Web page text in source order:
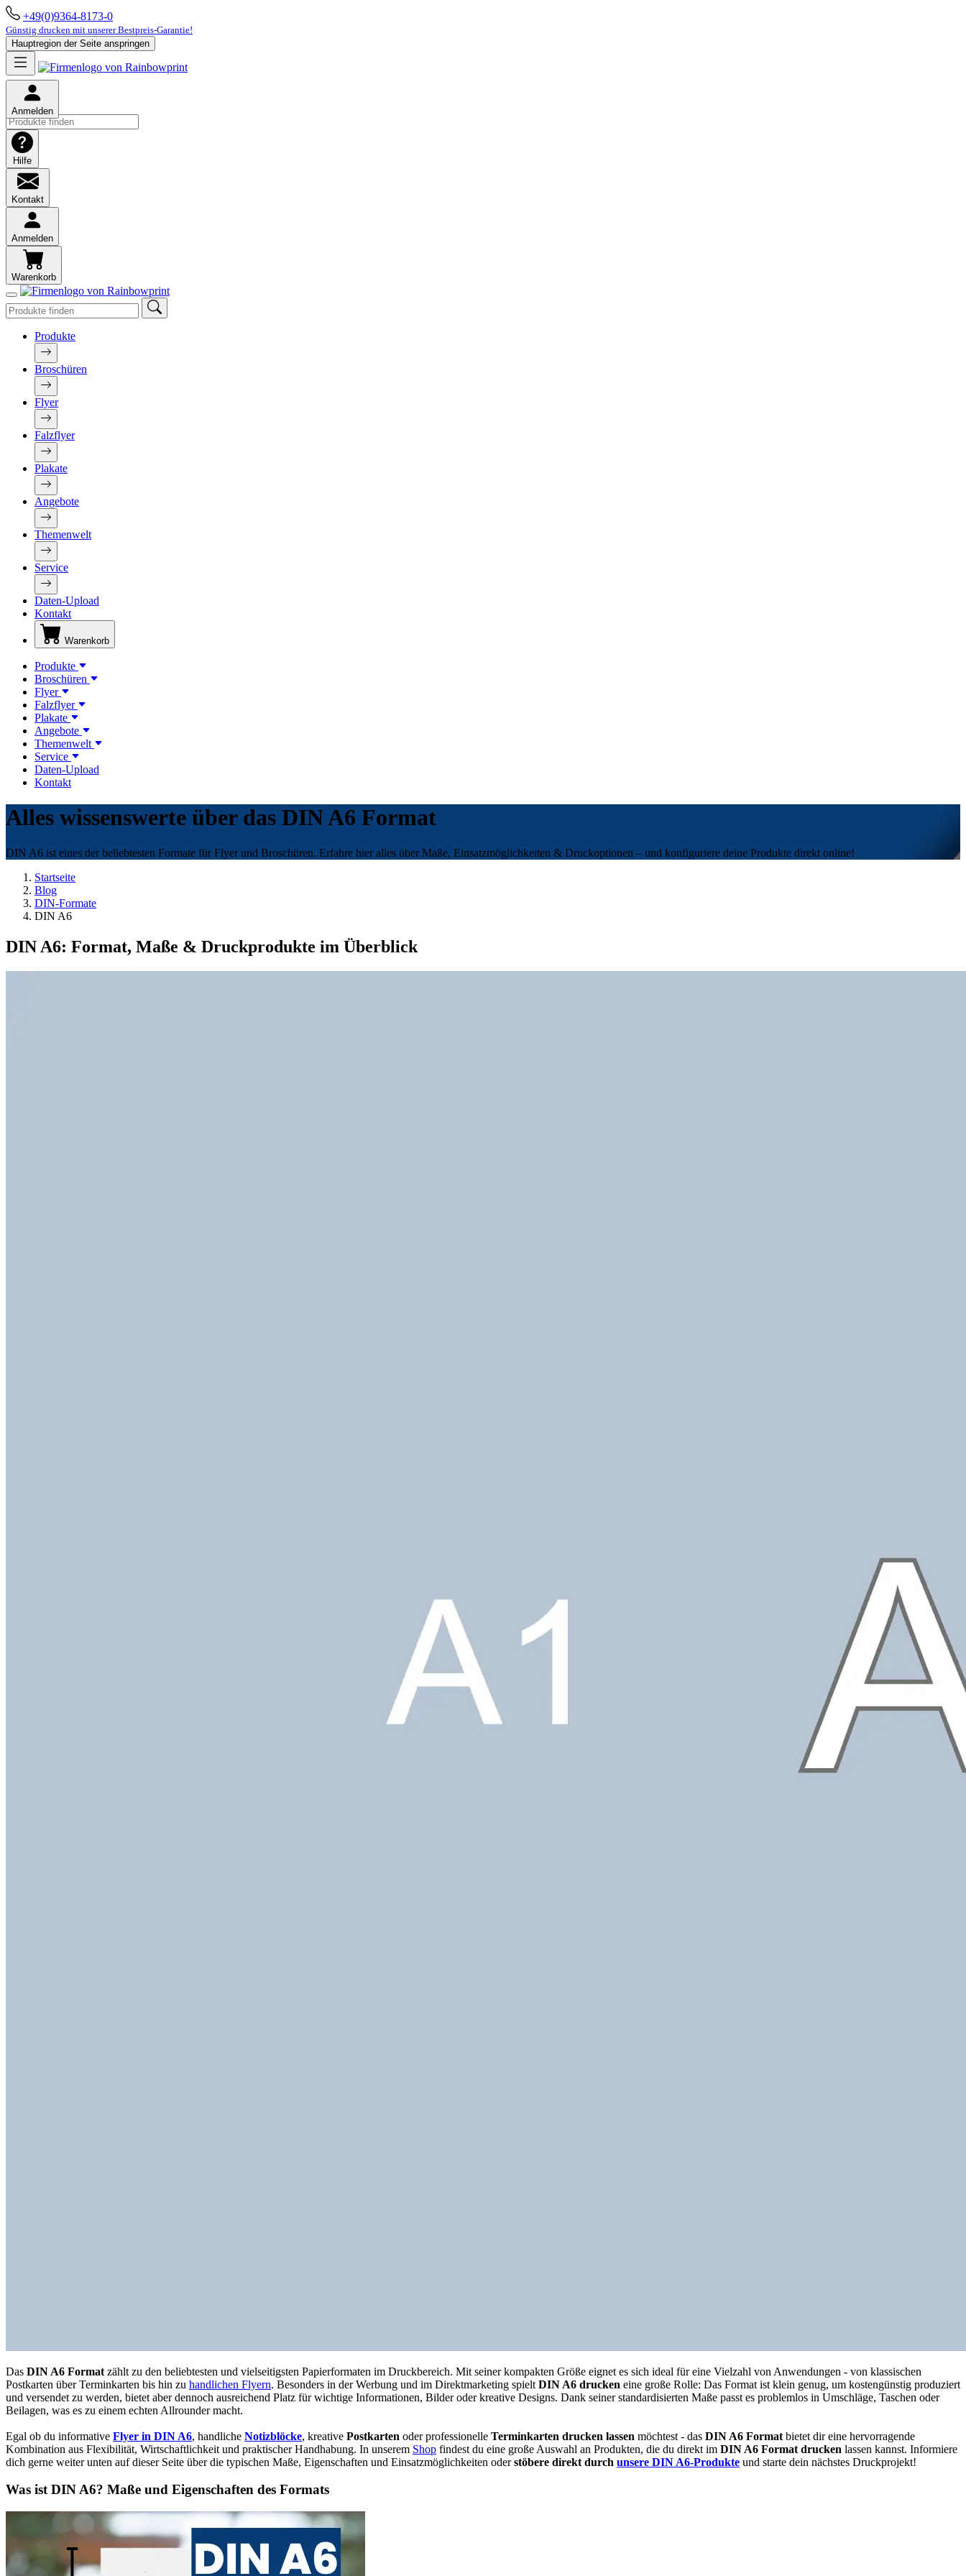
+49(0)9364-8173-0
Günstig drucken mit unserer Bestpreis-Garantie!
Hauptregion der Seite anspringen
Anmelden
Hilfe
Kontakt
Anmelden
Warenkorb
Produkte
Broschüren
Flyer
Falzflyer
Plakate
Angebote
Themenwelt
Service
Daten-Upload
Kontakt
Warenkorb
Produkte
Broschüren
Flyer
Falzflyer
Plakate
Angebote
Themenwelt
Service
Daten-Upload
Kontakt
Alles wissenswerte über das DIN A6 Format
DIN A6 ist eines der beliebtesten Formate für Flyer und Broschüren. Erfahre hier alles über Maße, Einsatzmöglichkeiten & Druckoptionen – und konfiguriere deine Produkte direkt online!
Startseite
Blog
DIN-Formate
DIN A6
DIN A6: Format, Maße & Druckprodukte im Überblick
Das DIN A6 Format zählt zu den beliebtesten und vielseitigsten Papierformaten im Druckbereich. Mit seiner kompakten Größe eignet es sich ideal für eine Vielzahl von Anwendungen - von klassischen
Postkarten über Terminkarten bis hin zu handlichen Flyern. Besonders in der Werbung und im Direktmarketing spielt DIN A6 drucken eine große Rolle: Das Format ist klein genug, um kostengünstig produziert
und versendet zu werden, bietet aber dennoch ausreichend Platz für wichtige Informationen, Bilder oder kreative Designs. Dank seiner standardisierten Maße passt es problemlos in Umschläge, Taschen oder
Beilagen, was es zu einem echten Allrounder macht.
Egal ob du informative Flyer in DIN A6, handliche Notizblöcke, kreative Postkarten oder professionelle Terminkarten drucken lassen möchtest - das DIN A6 Format bietet dir eine hervorragende
Kombination aus Flexibilität, Wirtschaftlichkeit und praktischer Handhabung. In unserem Shop findest du eine große Auswahl an Produkten, die du direkt im DIN A6 Format drucken lassen kannst. Informiere
dich gerne weiter unten auf dieser Seite über die typischen Maße, Eigenschaften und Einsatzmöglichkeiten oderstöbere direkt durch unsere DIN A6-Produkte und starte dein nächstes Druckprojekt!
Was ist DIN A6? Maße und Eigenschaften des Formats